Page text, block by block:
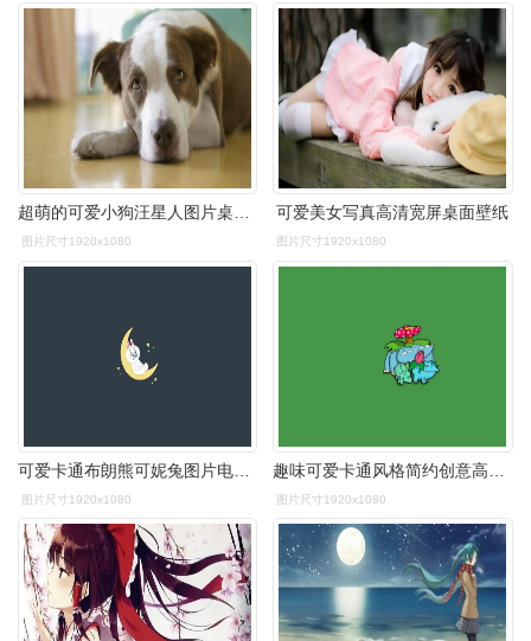
图片尺寸1920x1080
可爱美女写真高清宽屏桌面壁纸
图片尺寸1920x1080
图片尺寸1920x1080 图片尺寸1920x1080